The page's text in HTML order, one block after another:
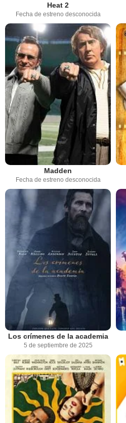
Heat 2
Fecha de estreno desconocida
Madden
Fecha de estreno desconocida
Los crímenes de la academia
5 de septiembre de 2025